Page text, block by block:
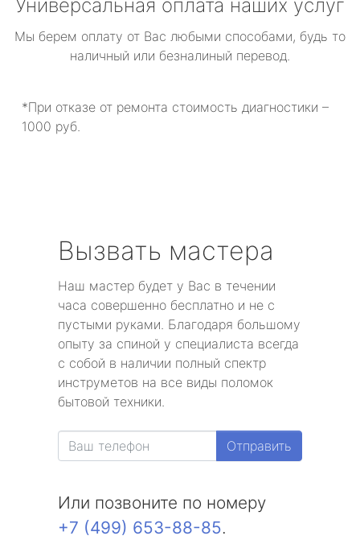
Универсальная оплата наших услуг
Мы берем оплату от Вас любыми способами, будь то
наличный или безналиный перевод.
*При отказе от ремонта стоимость диагностики –
1000 руб.
Вызвать мастера
Наш мастер будет у Вас в течении
часа совершенно бесплатно и не с
пустыми руками. Благодаря большому
опыту за спиной у специалиста всегда
с собой в наличии полный спектр
инструметов на все виды поломок
бытовой техники.
Отправить
Или позвоните по номеру
+7 (499) 653-88-85.